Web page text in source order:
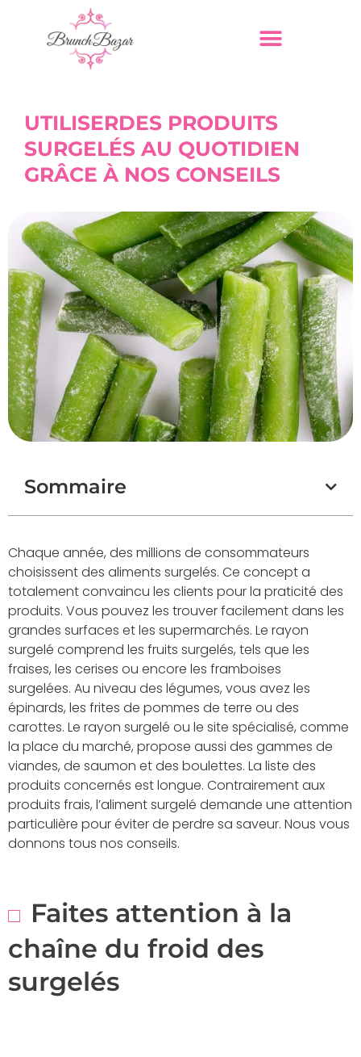
UTILISERDES PRODUITS
SURGELÉS AU QUOTIDIEN
GRÂCE À NOS CONSEILS
Sommaire
Chaque année, des millions de consommateurs
choisissent des aliments surgelés. Ce concept a
totalement convaincu les clients pour la praticité des
produits. Vous pouvez les trouver facilement dans les
grandes surfaces et les supermarchés. Le rayon
surgelé comprend les fruits surgelés, tels que les
fraises, les cerises ou encore les framboises
surgelées. Au niveau des légumes, vous avez les
épinards, les frites de pommes de terre ou des
carottes. Le rayon surgelé ou le site spécialisé, comme
la place du marché, propose aussi des gammes de
viandes, de saumon et des boulettes. La liste des
produits concernés est longue. Contrairement aux
produits frais, l’aliment surgelé demande une attention
particulière pour éviter de perdre sa saveur. Nous vous
donnons tous nos conseils.
Faites attention à la
chaîne du froid des
surgelés